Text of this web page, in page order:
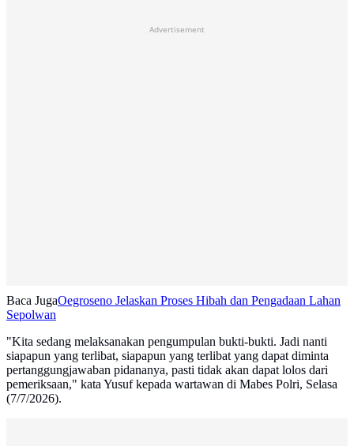
Advertisement
Baca JugaOegroseno Jelaskan Proses Hibah dan Pengadaan Lahan
Sepolwan
"Kita sedang melaksanakan pengumpulan bukti-bukti. Jadi nanti
siapapun yang terlibat, siapapun yang terlibat yang dapat diminta
pertanggungjawaban pidananya, pasti tidak akan dapat lolos dari
pemeriksaan," kata Yusuf kepada wartawan di Mabes Polri, Selasa
(7/7/2026).